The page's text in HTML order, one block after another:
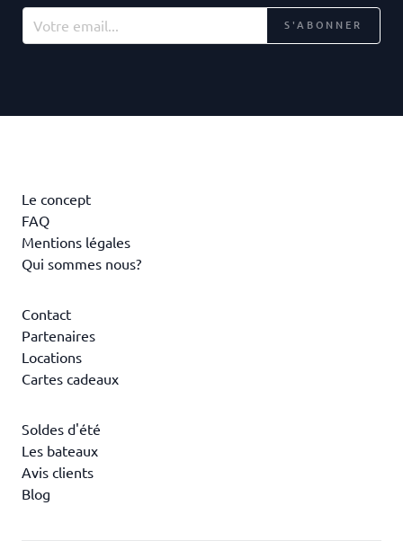
S'ABONNER
Le concept
FAQ
Mentions légales
Qui sommes nous?
Contact
Partenaires
Locations
Cartes cadeaux
Soldes d'été
Les bateaux
Avis clients
Blog